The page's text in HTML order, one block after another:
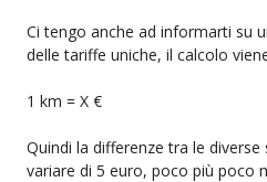
Ci tengo anche ad informarti su
delle tariffe uniche, il calcolo
1 km = X €
Quindi la differenze tra le
variare di 5 euro, poco più poco